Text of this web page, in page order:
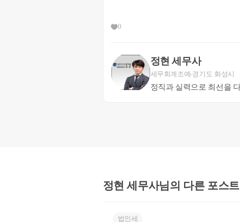
축산물판매업 영업신고서
대표자 보건증
다. 전기냉장시설 및 진열상자는 식
0
정현 세무사
세무회계조예 경기도 화성시
정직과 실력으로 최선을
정현 세무사님의 다른 포스트
법인세